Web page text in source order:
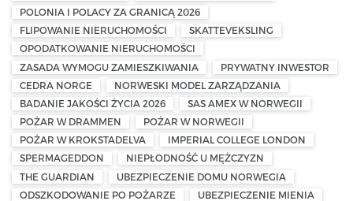
POLONIA I POLACY ZA GRANICĄ 2026
FLIPOWANIE NIERUCHOMOŚCI
SKATTEVEKSLING
OPODATKOWANIE NIERUCHOMOŚCI
ZASADA WYMOGU ZAMIESZKIWANIA
PRYWATNY INWESTOR
CEDRA NORGE
NORWESKI MODEL ZARZĄDZANIA
BADANIE JAKOŚCI ŻYCIA 2026
SAS AMEX W NORWEGII
POŻAR W DRAMMEN
POŻAR W NORWEGII
POŻAR W KROKSTADELVA
IMPERIAL COLLEGE LONDON
SPERMAGEDDON
NIEPŁODNOŚĆ U MĘŻCZYZN
THE GUARDIAN
UBEZPIECZENIE DOMU NORWEGIA
ODSZKODOWANIE PO POŻARZE
UBEZPIECZENIE MIENIA